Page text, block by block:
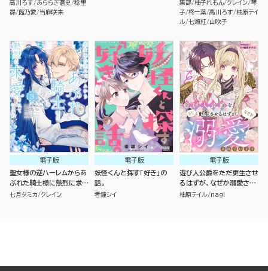
高川ろす
あららぎ蒼史
稔里
昴 館乃愛 当麻咲来
集部 柚子れもん クレイン 琴
子 柊一葉 高川ろす 柚原テイ
ル 七瀬紅 山吹子
電子版
聖女様の逆ハーレムからあ
ぶれた騎士様に熱烈に求愛
されている件 （3）
七月タミカ クレイン
電子版
妖怪くんと探す「好き」の
話。
者鐘シイ
電子版
遊び人公爵をただ更生させ
るはずが、なぜか溺愛され
ています（単話版）
柚原テイル nagi